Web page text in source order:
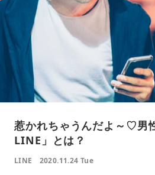
惹かれちゃうんだよ～♡男
LINE」とは？
LINE 2020.11.24 Tue